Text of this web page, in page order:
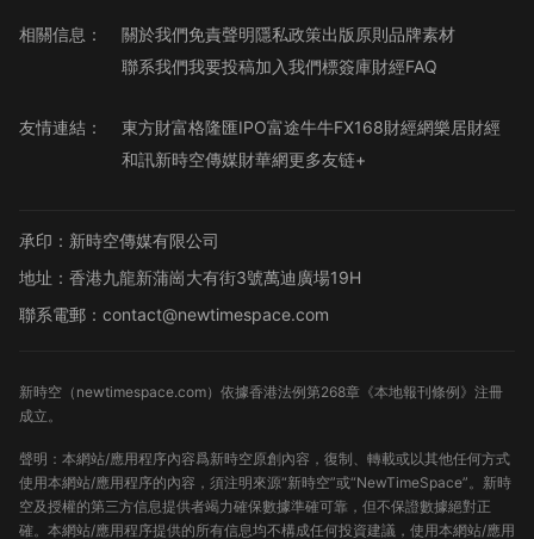
相關信息： 關於我們免責聲明隱私政策出版原則品牌素材
聯系我們我要投稿加入我們標簽庫財經FAQ
友情連結： 東方財富格隆匯IPO富途牛牛FX168財經網樂居財經
和訊新時空傳媒財華網更多友链+
承印：新時空傳媒有限公司
地址：香港九龍新蒲崗大有街3號萬迪廣場19H
聯系電郵：contact@newtimespace.com
新時空（ newtimespace.com）依據香港法例第268章《本地報刊條例》注冊
成立。
聲明：本網站/應用程序內容爲新時空原創內容，復制、轉載或以其他任何方式
使用本網站/應用程序的內容，須注明來源“新時空”或“NewTimeSpace”。新時
空及授權的第三方信息提供者竭力確保數據準確可靠，但不保證數據絕對正
確。本網站/應用程序提供的所有信息均不構成任何投資建議，使用本網站/應用